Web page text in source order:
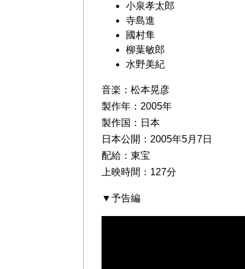
小泉孝太郎
寺島進
國村隼
柳葉敏郎
水野美紀
音楽：松本晃彦
製作年：2005年
製作国：日本
日本公開：2005年5月7日
配給：東宝
上映時間：127分
▼予告編